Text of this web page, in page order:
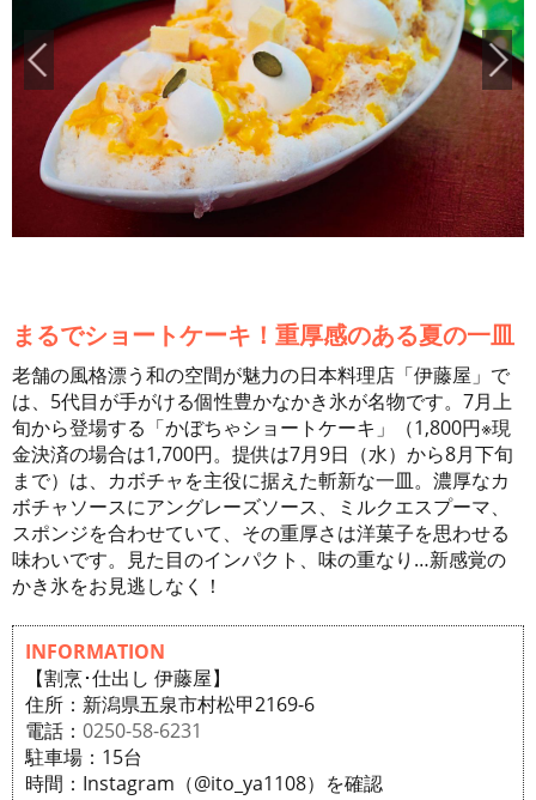
まるでショートケーキ！重厚感のある夏の一皿
老舗の風格漂う和の空間が魅力の日本料理店「伊藤屋」で
は、5代目が手がける個性豊かなかき氷が名物です。7月上
旬から登場する「かぼちゃショートケーキ」（1,800円※現
金決済の場合は1,700円。提供は7月9日（水）から8月下旬
まで）は、カボチャを主役に据えた斬新な一皿。濃厚なカ
ボチャソースにアングレーズソース、ミルクエスプーマ、
スポンジを合わせていて、その重厚さは洋菓子を思わせる
味わいです。見た目のインパクト、味の重なり…新感覚の
かき氷をお見逃しなく！
INFORMATION
【割烹･仕出し 伊藤屋】
住所：新潟県五泉市村松甲2169-6
電話： 0250-58-6231
駐車場：15台
時間：Instagram（@ito_ya1108）を確認